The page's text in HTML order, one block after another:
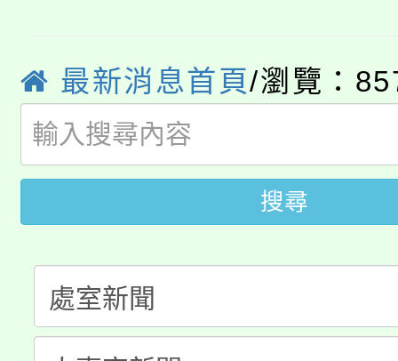
局官網。
8月14至27日，桃園電
開!
115年桃園市運動會8/
田徑場及游泳池舉行。
桃園市低收入戶享有免
視費優惠，中低收入戶
半價優惠，詳情可洽有
者。
大園自造教育及科技
份教師研習
淨零綠生活教案入校路
會
115年食農教育專業人
最新消息首頁/瀏覽：
搜尋